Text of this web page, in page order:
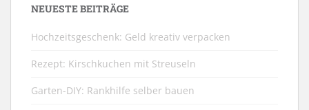
NEUESTE BEITRÄGE
Hochzeitsgeschenk: Geld kreativ verpacken
Rezept: Kirschkuchen mit Streuseln
Garten-DIY: Rankhilfe selber bauen